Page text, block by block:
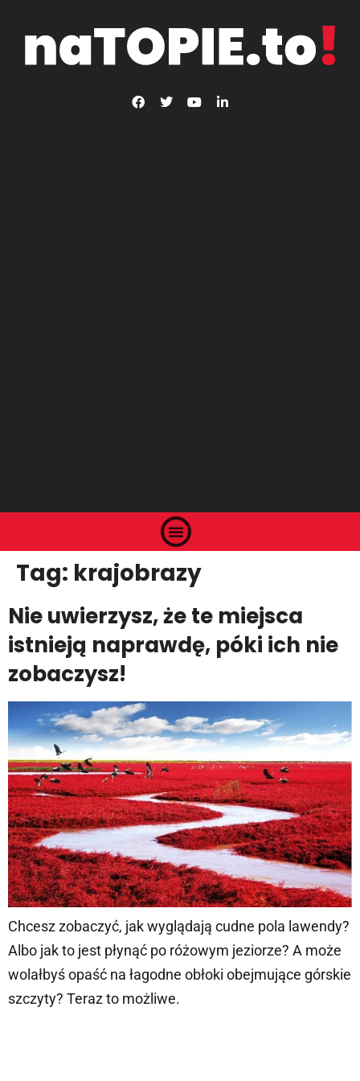
Tag: krajobrazy
Nie uwierzysz, że te miejsca
istnieją naprawdę, póki ich nie
zobaczysz!
Chcesz zobaczyć, jak wyglądają cudne pola lawendy?
Albo jak to jest płynąć po różowym jeziorze? A może
wolałbyś opaść na łagodne obłoki obejmujące górskie
szczyty? Teraz to możliwe.